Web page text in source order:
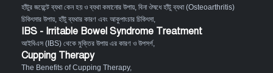
হাঁটুর জয়েন্টে ব্যথা কেন হয় ও ব্যথা কমানোর উপায়, বিনা ঔষধে হাঁটু ব্যথা (Osteoarthritis)
চিকিৎসার উপায়, হাঁটু ব্যথার কারণ এবং আকুপাংচার চিকিৎসা,
IBS - Irritable Bowel Syndrome Treatment
আইবিএস (IBS) থেকে মুক্তির উপায় এর কারণ ও উপসর্গ,
Cupping Therapy
The Benefits of Cupping Therapy,